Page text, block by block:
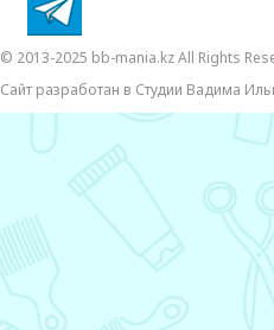
© 2013-2025 bb-mania.kz All Rights
Сайт разработан в Студии Вадима